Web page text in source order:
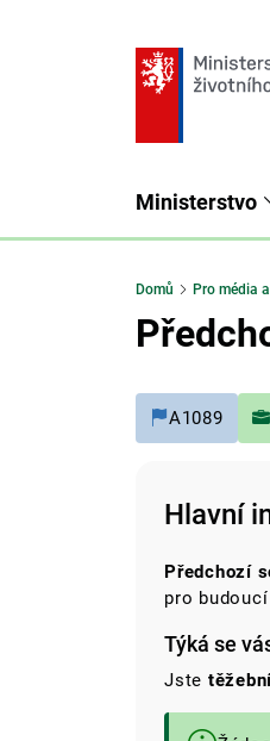
Ministerstvo
Domů Pro média
A1089
Hlavní
Předchozí
pro
Týká se
Jste